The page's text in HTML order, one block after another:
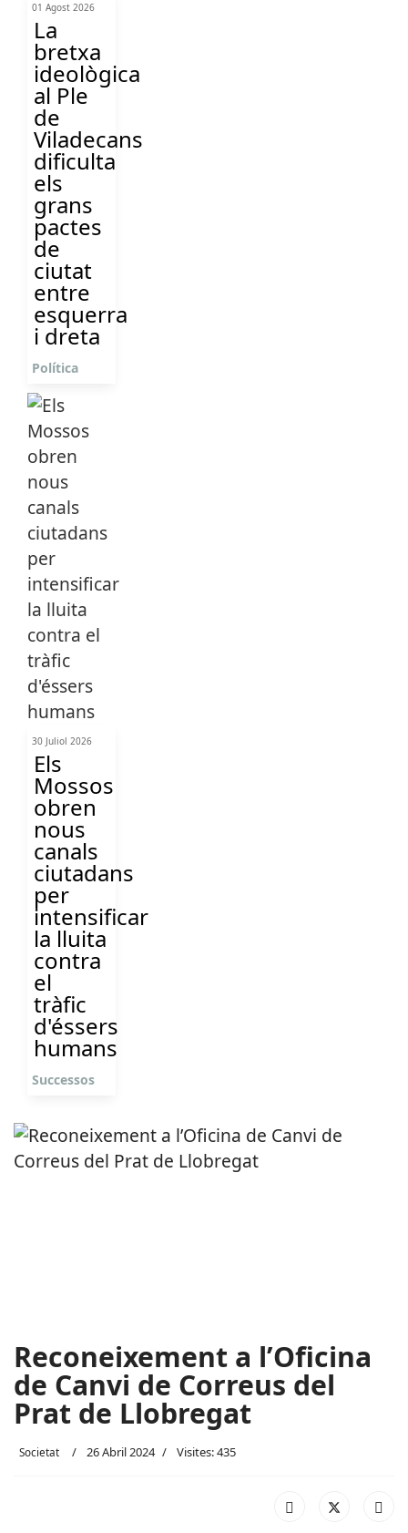
01 Agost 2026
La
bretxa
ideològica
al Ple
de
Viladecans
dificulta
els
grans
pactes
de
ciutat
entre
esquerra
i dreta
Política
30 Juliol 2026
Els
Mossos
obren
nous
canals
ciutadans
per
intensificar
la lluita
contra
el
tràfic
d'éssers
humans
Successos
Reconeixement a l’Oficina
de Canvi de Correus del
Prat de Llobregat
Societat 26 Abril 2024 Visites: 435